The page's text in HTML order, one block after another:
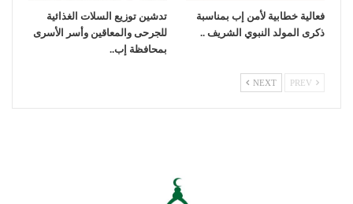
فعالية خطابية لأمن إب بمناسبة
ذكرى المولد النبوي الشريف ..
تدشين توزيع السلات الغذائية
للجرحى والمعاقين وأسر الأسرى
بمحافظة إب..
NEXT